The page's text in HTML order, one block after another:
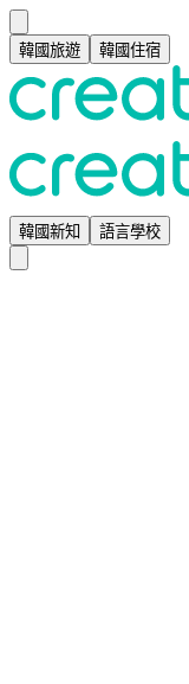
韓國旅遊 韓國住宿
韓國新知 語言學校